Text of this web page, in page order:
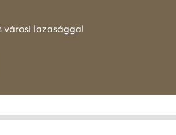
városi lazasággal